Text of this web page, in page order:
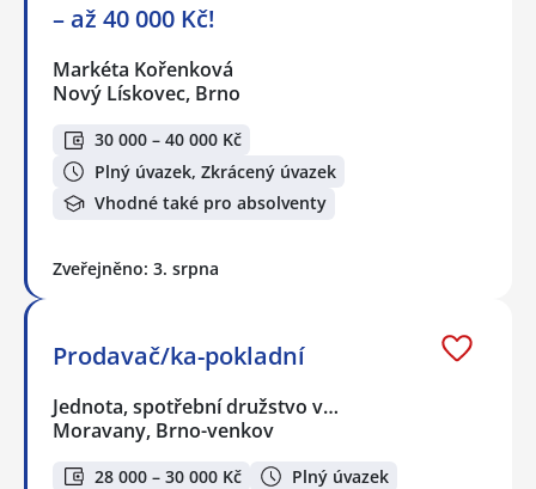
– až 40 000 Kč!
Markéta Kořenková
Nový Lískovec, Brno
30 000 – 40 000 Kč
Plný úvazek, Zkrácený úvazek
Vhodné také pro absolventy
Zveřejněno: 3. srpna
Prodavač/ka-pokladní
Jednota, spotřební družstvo v…
Moravany, Brno-venkov
28 000 – 30 000 Kč
Plný úvazek